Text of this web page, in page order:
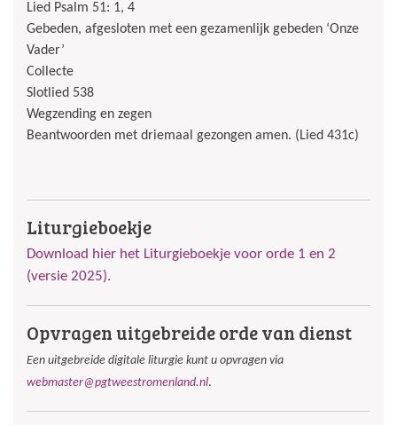
Lied Psalm 51: 1, 4
Gebeden, afgesloten met een gezamenlijk gebeden ‘Onze
Vader’
Collecte
Slotlied 538
Wegzending en zegen
Beantwoorden met driemaal gezongen amen. (Lied 431c)
Liturgieboekje
Download hier het Liturgieboekje voor orde 1 en 2
(versie 2025).
Opvragen uitgebreide orde van dienst
Een uitgebreide digitale liturgie kunt u opvragen via
webmaster@pgtweestromenland.nl.